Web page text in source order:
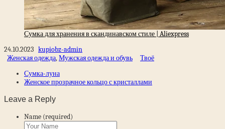
Сумка для хранения в скандинавском стиле | Aliexpress
24.10.2023 kupiobz-admin
Женская одежда,Мужская одежда и обувь
Твоё
Сумка-луна
Женское прозрачное кольцо с кристаллами
Leave a Reply
Name (required)